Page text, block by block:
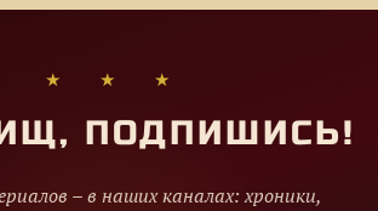
★ ★ ★
ПОДПИШИСЬ!
– в наших каналах: хроники,